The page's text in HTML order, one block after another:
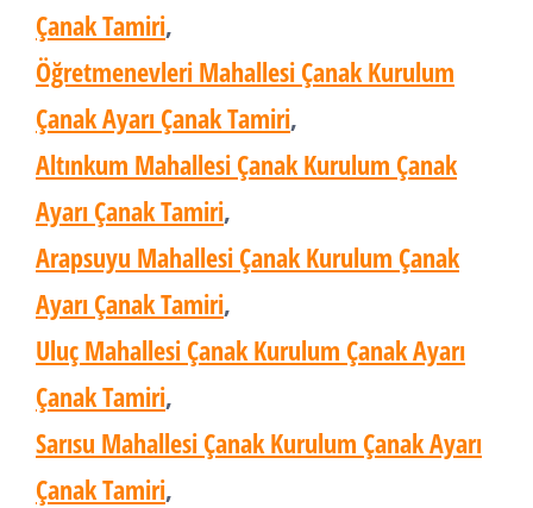
Çanak Tamiri,
Öğretmenevleri Mahallesi Çanak Kurulum
Çanak Ayarı Çanak Tamiri,
Altınkum Mahallesi Çanak Kurulum Çanak
Ayarı Çanak Tamiri,
Arapsuyu Mahallesi Çanak Kurulum Çanak
Ayarı Çanak Tamiri,
Uluç Mahallesi Çanak Kurulum Çanak Ayarı
Çanak Tamiri,
Sarısu Mahallesi Çanak Kurulum Çanak Ayarı
Çanak Tamiri,